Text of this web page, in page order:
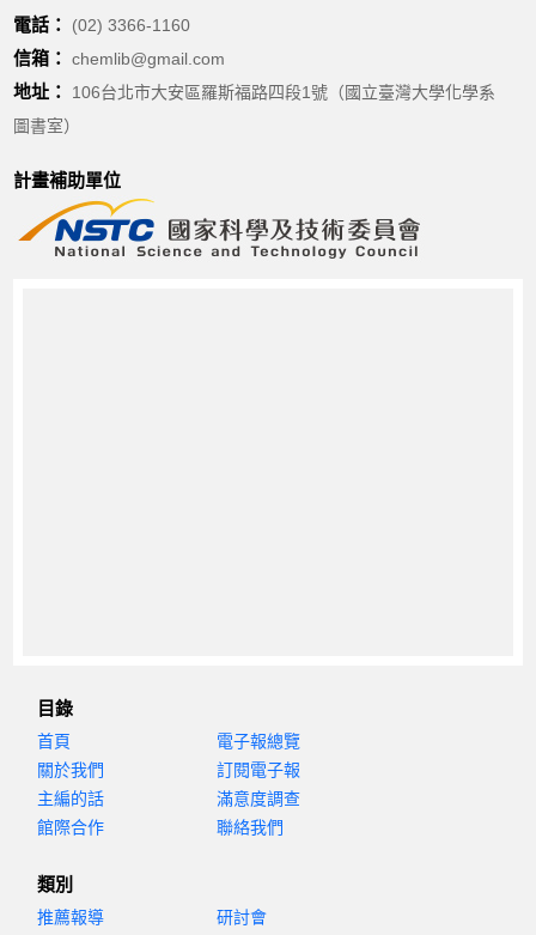
電話： (02) 3366-1160
信箱： chemlib@gmail.com
地址：
106台北市大安區羅斯福路四段1號（國立臺灣大學化學系
圖書室）
計畫補助單位
目錄
首頁
關於我們
主編的話
館際合作
電子報總覽
訂閱電子報
滿意度調查
聯絡我們
類別
推薦報導 研討會